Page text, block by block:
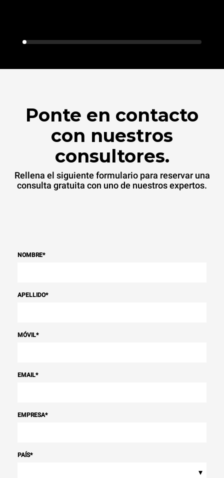
Ponte en contacto
con nuestros
consultores.
Rellena el siguiente formulario para reservar una
consulta gratuita con uno de nuestros expertos.
NOMBRE*
APELLIDO*
MÓVIL*
EMAIL*
EMPRESA*
PAÍS*
▾